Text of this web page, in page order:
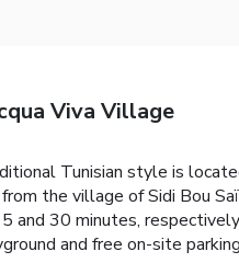
Viva Village
Tunisian style is
the village of Sidi Bou
and 30 minutes,
and free on-site